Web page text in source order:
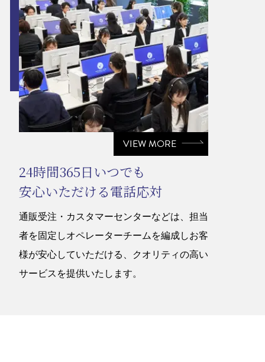
VIEW MORE
24時間365日いつでも
安心いただける電話応対
通販受注・カスタマーセンターなどは、担当
者を固定しオペレーターチームを編成しお客
様が安心していただける、クオリティの高い
サービスを提供いたします。